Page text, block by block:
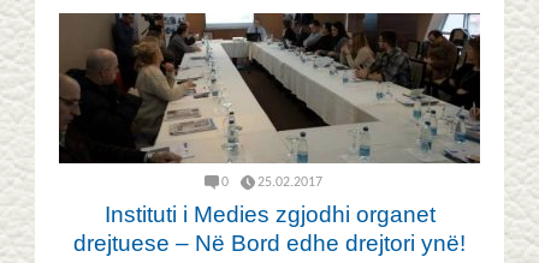
0 25.02.2017
Instituti i Medies zgjodhi organet
drejtuese – Në Bord edhe drejtori ynë!